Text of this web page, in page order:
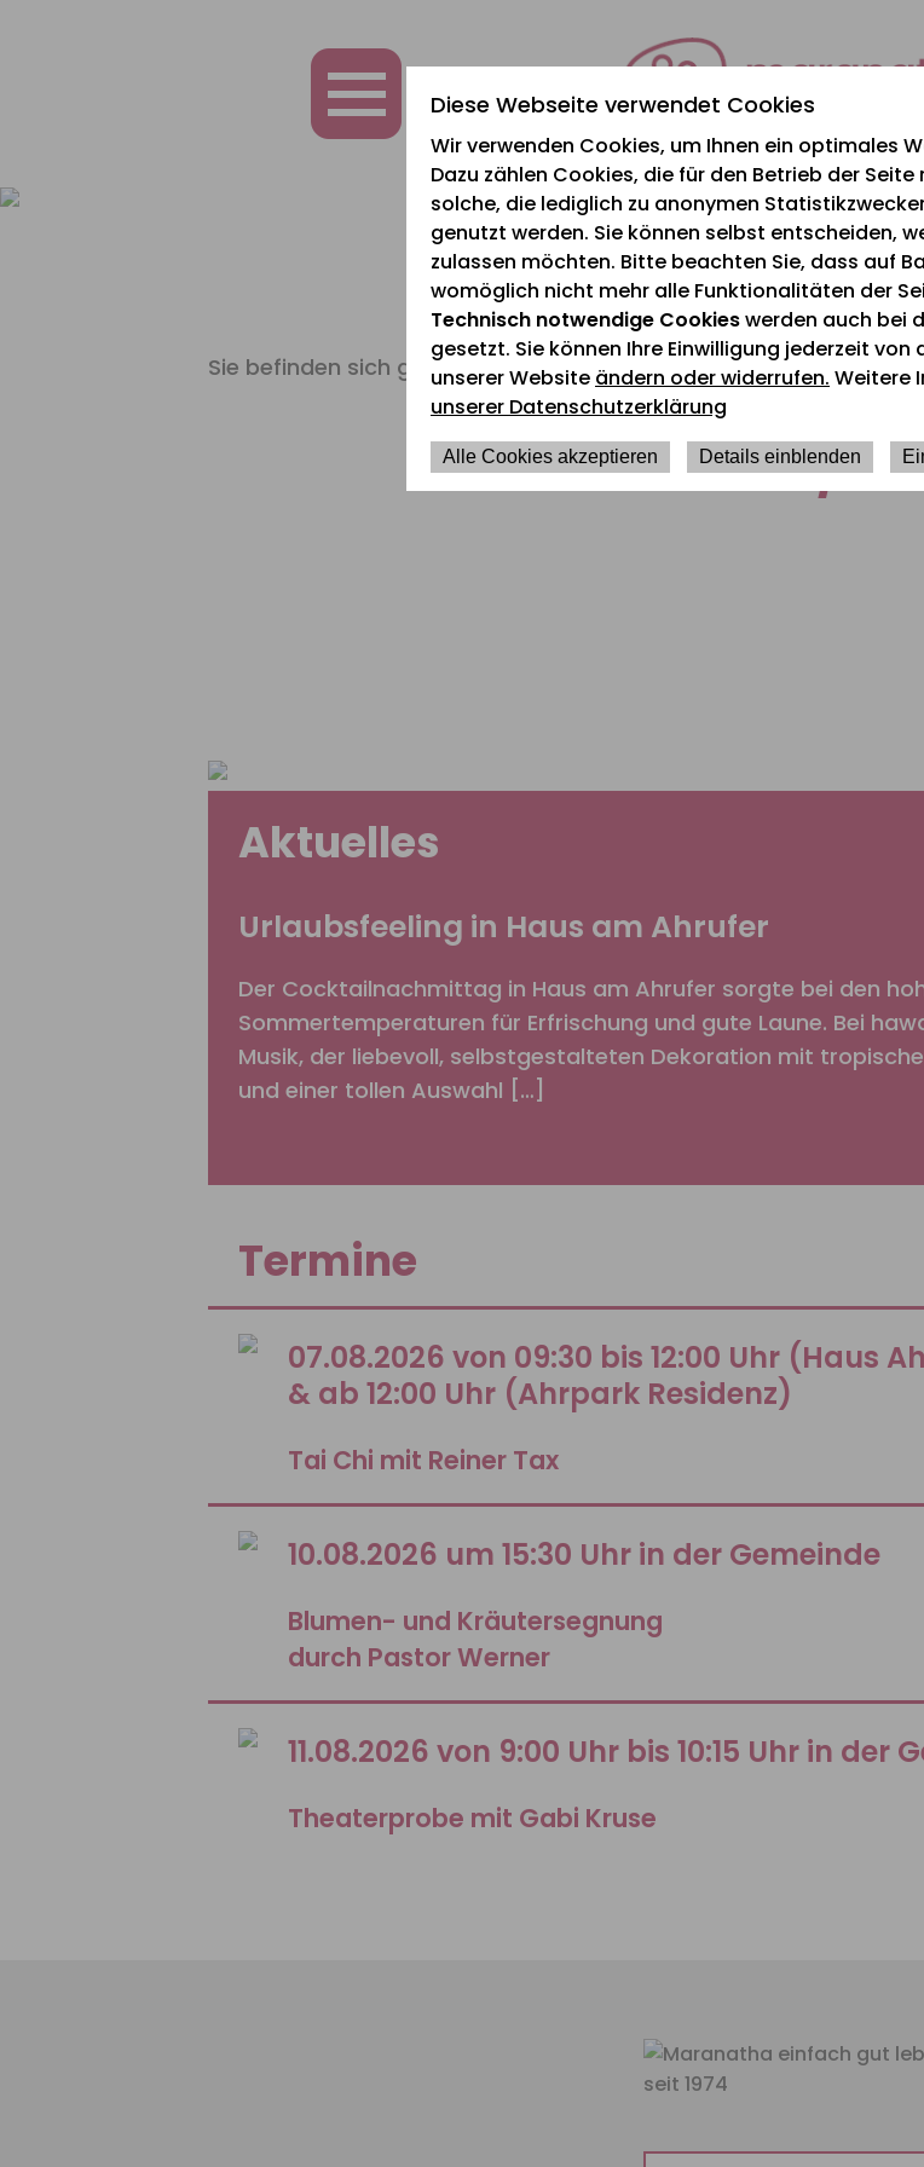
Diese Webseite verwendet Cookies
Wir verwenden Cookies, um Ihnen ein optimales
Dazu zählen Cookies, die für den Betrieb der
solche, die lediglich zu anonymen
genutzt werden. Sie können selbst entscheiden,
zulassen möchten. Bitte beachten Sie, dass auf
womöglich nicht mehr alle Funktionalitäten der
Technisch notwendige Cookieswerden auch bei
gesetzt. Sie können Ihre Einwilligung jederzeit
unserer Website ändern oder widerrufen. Weitere
unserer Datenschutzerklärung
Alle Cookies akzeptieren Details einblenden
Sie befinden sich gerade hier:
Februar/
Aktuelles
Urlaubsfeeling in Haus am Ahrufer
Der Cocktailnachmittag in Haus am Ahrufer sorgte bei den
Sommertemperaturen für Erfrischung und gute Laune. Bei
Musik, der liebevoll, selbstgestalteten Dekoration mit
und einer tollen Auswahl […]
Termine
07.08.2026 von 09:30 bis 12:00 Uhr (Haus
& ab 12:00 Uhr (Ahrpark Residenz)
Tai Chi mit Reiner Tax
10.08.2026 um 15:30 Uhr in der Gemeinde
Blumen- und Kräutersegnung
durch Pastor Werner
11.08.2026 von 9:00 Uhr bis 10:15 Uhr in der
Theaterprobe mit Gabi Kruse